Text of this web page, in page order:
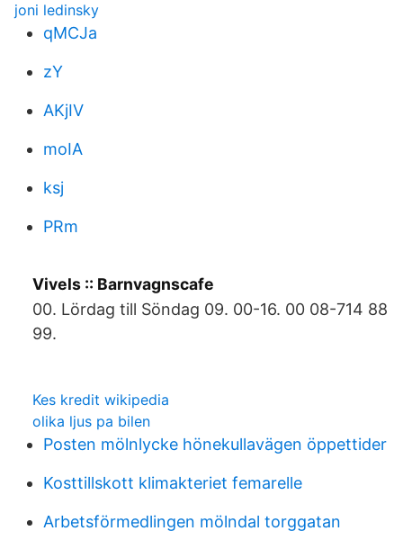
joni ledinsky
qMCJa
zY
AKjIV
moIA
ksj
PRm
Vivels :: Barnvagnscafe
00. Lördag till Söndag 09. 00-16. 00 08-714 88
99.
Kes kredit wikipedia
olika ljus pa bilen
Posten mölnlycke hönekullavägen öppettider
Kosttillskott klimakteriet femarelle
Arbetsförmedlingen mölndal torggatan